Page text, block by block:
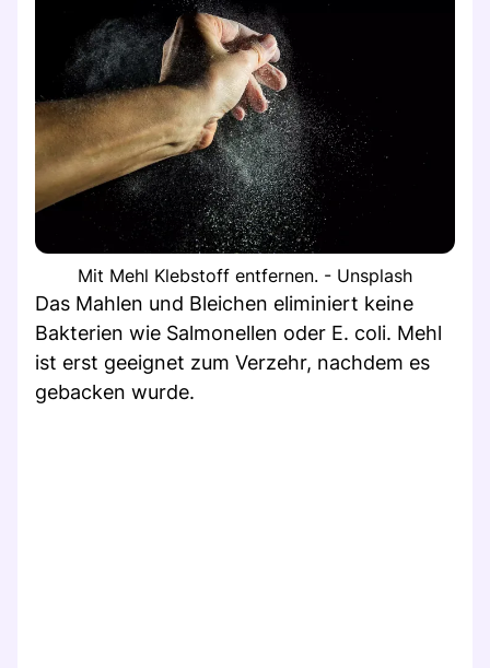
Mit Mehl Klebstoff entfernen. - Unsplash
Das Mahlen und Bleichen eliminiert keine
Bakterien wie Salmonellen oder E. coli. Mehl
ist erst geeignet zum Verzehr, nachdem es
gebacken wurde.